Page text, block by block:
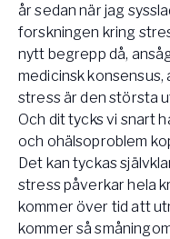
år sedan när jag
forskningen kring
nytt begrepp då,
medicinsk
stress är den största
Och dit tycks vi snart
och ohälsoproblem
Det kan tyckas
stress påverkar hela
kommer över tid att
kommer så